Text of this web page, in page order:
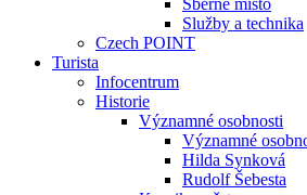
Sběrné místo
Služby a technika
Czech POINT
Turista
Infocentrum
Historie
Významné osobnosti
Významné
Hilda Synková
Rudolf Šebesta